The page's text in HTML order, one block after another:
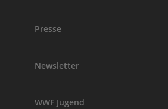
Presse
Newsletter
WWF Jugend